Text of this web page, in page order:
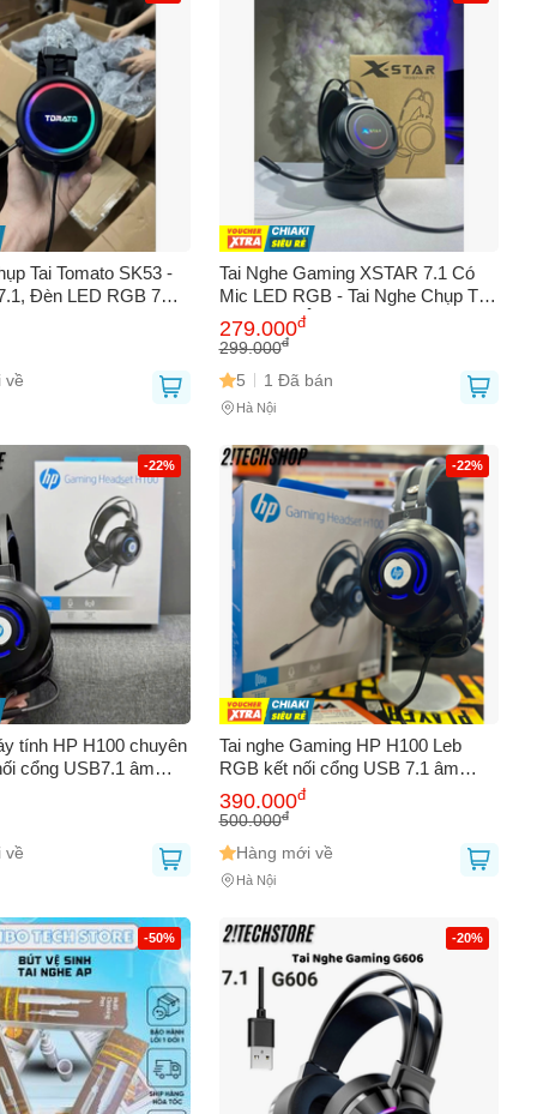
Tai Tomato SK53 -
Đèn LED RGB 7
Gaming Chuyên
Game PUBG, Thiết
về
Tai Nghe Gaming XSTAR 7.1 Có
Mic LED RGB - Tai Nghe Chụp Tai
USB Chất Âm Bass Hay Cho Máy
Tính & Laptop
279.000đ
299.000đ
5 1 Đã bán
Hà Nội
-22%
tính HP H100 chuyên
cổng USB7.1 âm
Phù hợp PC/Laptop,
về
-22%
Tai nghe Gaming HP H100 Leb
RGB kết nối cổng USB 7.1 âm
thanh cực hay, có Mic, chuyên
Game PC/Laptop
390.000đ
500.000đ
Hàng mới về
Hà Nội
-50% -20%